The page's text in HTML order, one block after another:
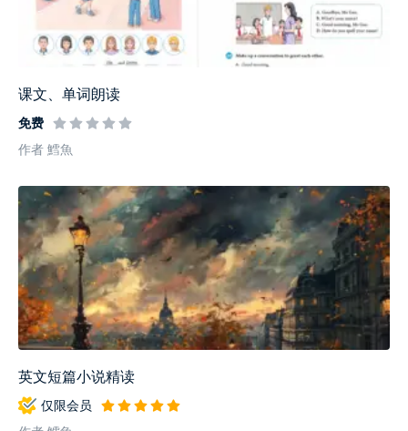
课文、单词朗读
免费
作者 鱈魚
英文短篇小说精读
仅限会员